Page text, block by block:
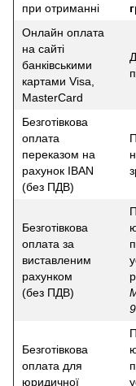
при отриманні
Онлайн оплата
на сайті
банківськими
картами Visa,
MasterCard
Безготівкова
оплата
переказом на
рахунок IBAN
(без ПДВ)
Безготівкова
оплата за
виставленим
рахунком
(без ПДВ)
Безготівкова
оплата для
юридичної